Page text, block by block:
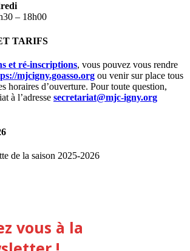
– 18h00
TARIFS
et ré-inscriptions, vous pouvez vous rendre
mjcigny.goasso.org ou venir sur place tous
horaires d’ouverture. Pour toute question,
à l’adresse secretariat@mjc-igny.org
de la saison 2025-2026
vous à la